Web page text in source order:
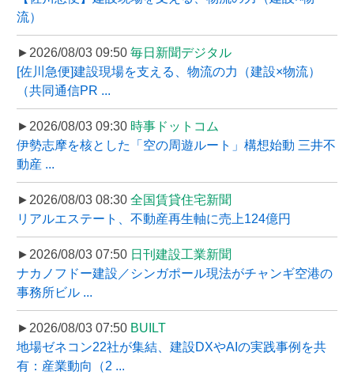
流）
►2026/08/03 09:50 毎日新聞デジタル
[佐川急便]建設現場を支える、物流の力（建設×物流）
（共同通信PR ...
►2026/08/03 09:30 時事ドットコム
伊勢志摩を核とした「空の周遊ルート」構想始動 三井不
動産 ...
►2026/08/03 08:30 全国賃貸住宅新聞
リアルエステート、不動産再生軸に売上124億円
►2026/08/03 07:50 日刊建設工業新聞
ナカノフドー建設／シンガポール現法がチャンギ空港の
事務所ビル ...
►2026/08/03 07:50 BUILT
地場ゼネコン22社が集結、建設DXやAIの実践事例を共
有：産業動向（2 ...